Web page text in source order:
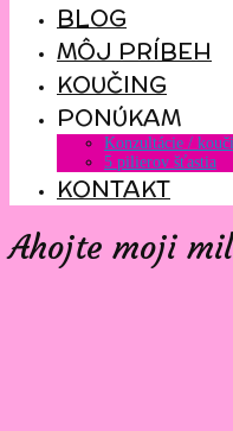
BLOG
MÔJ PRÍBEH
KOUČING
PONÚKAM
Konzultácie /
5 pilierov šťastia
KONTAKT
Ahojte moji